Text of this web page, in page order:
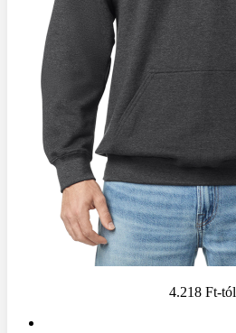
4.218 Ft-tól